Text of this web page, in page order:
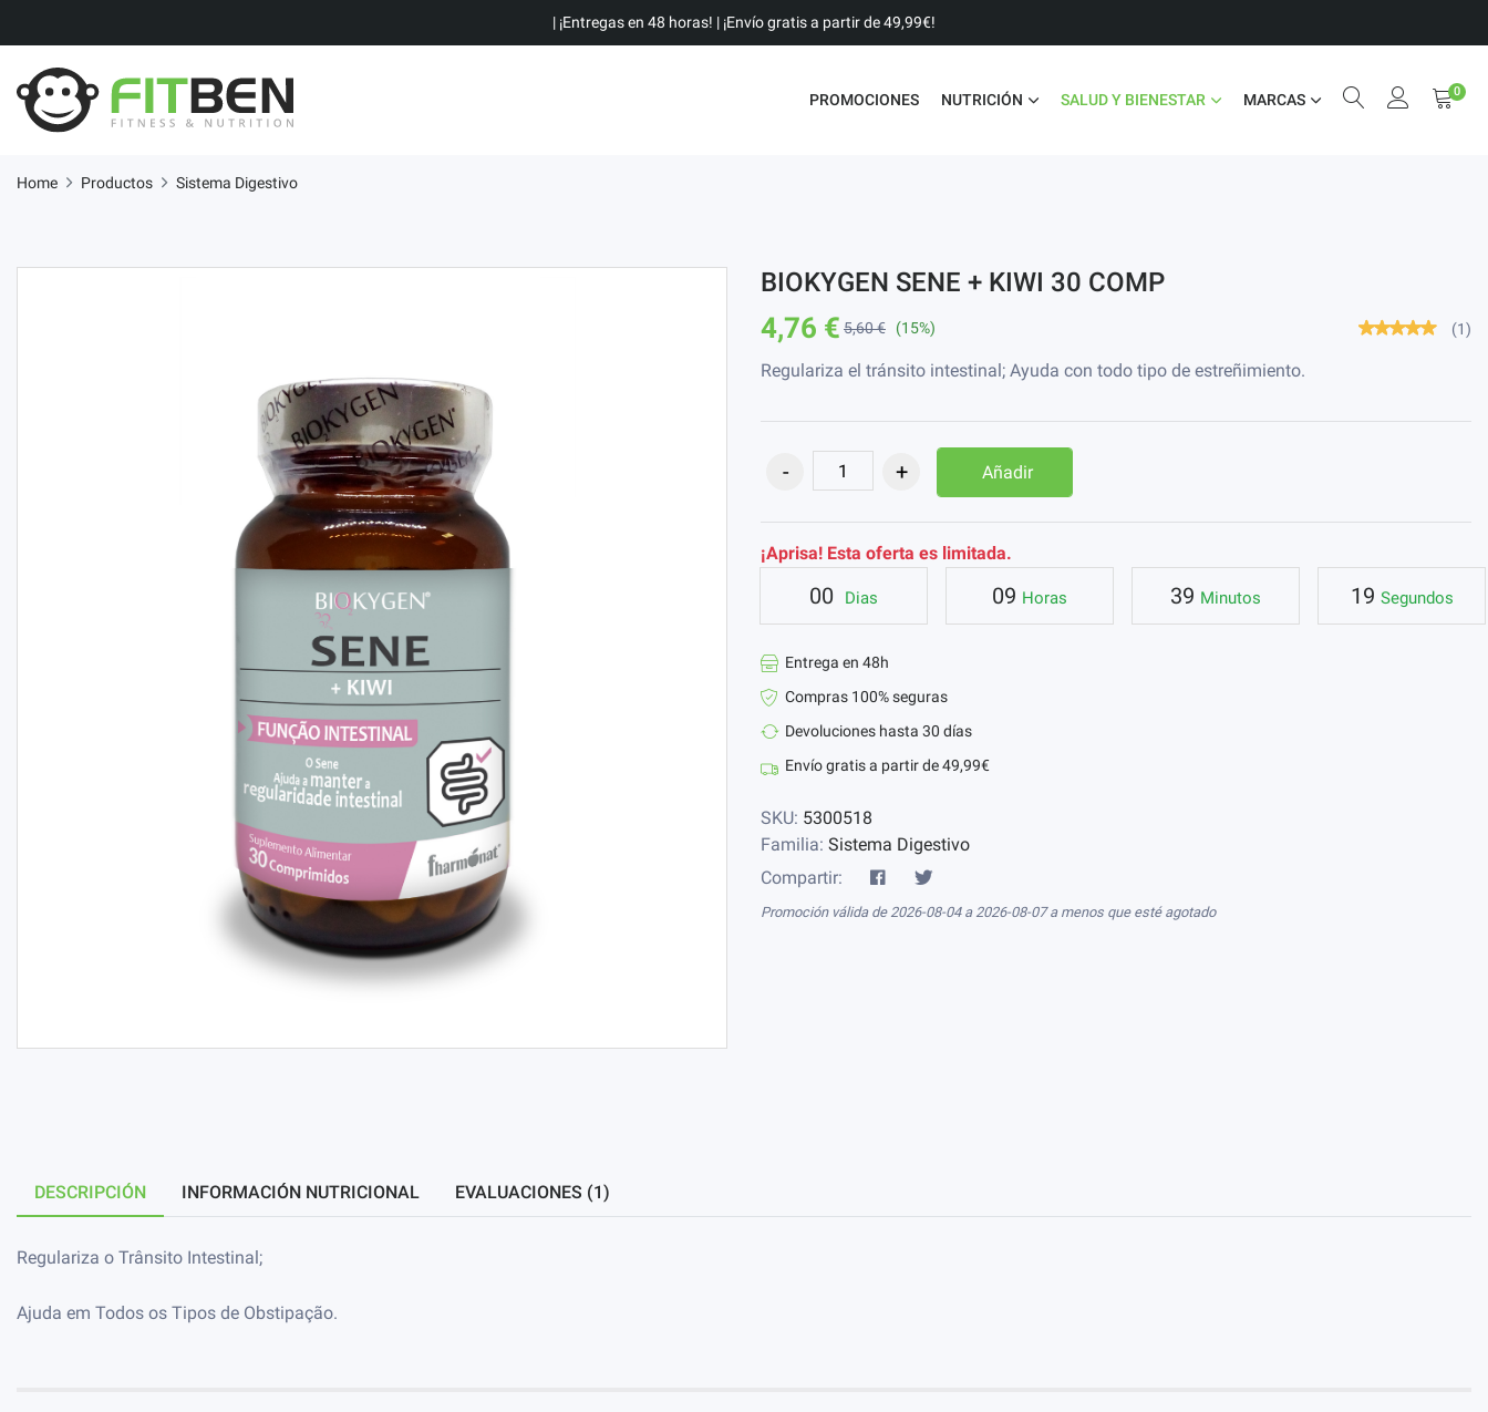
| ¡Entregas en 48 horas! | ¡Envío gratis a partir de 49,99€!
PROMOCIONES NUTRICIÓN SALUD Y BIENESTAR MARCAS 0
Home Productos Sistema Digestivo
BIOKYGEN SENE + KIWI 30 COMP
4,76 € 5,60 € (15%) (1)
Regulariza el tránsito intestinal; Ayuda con todo tipo de estreñimiento.
Añadir
¡Aprisa! Esta oferta es limitada.
00 Dias 09 Horas 39 Minutos 18 Segundos
Entrega en 48h
Compras 100% seguras
Devoluciones hasta 30 días
Envío gratis a partir de 49,99€
SKU: 5300518
Familia: Sistema Digestivo
Compartir:
Promoción válida de 2026-08-04 a 2026-08-07 a menos que esté agotado
DESCRIPCIÓN INFORMACIÓN NUTRICIONAL EVALUACIONES (1)
Regulariza o Trânsito Intestinal;
Ajuda em Todos os Tipos de Obstipação.